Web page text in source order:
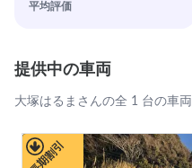
平均評価
提供中の車両
大塚はるまさんの全 1 台の車両
長期割引